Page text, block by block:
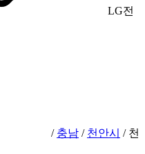
LG전
/ 충남 / 천안시 / 천